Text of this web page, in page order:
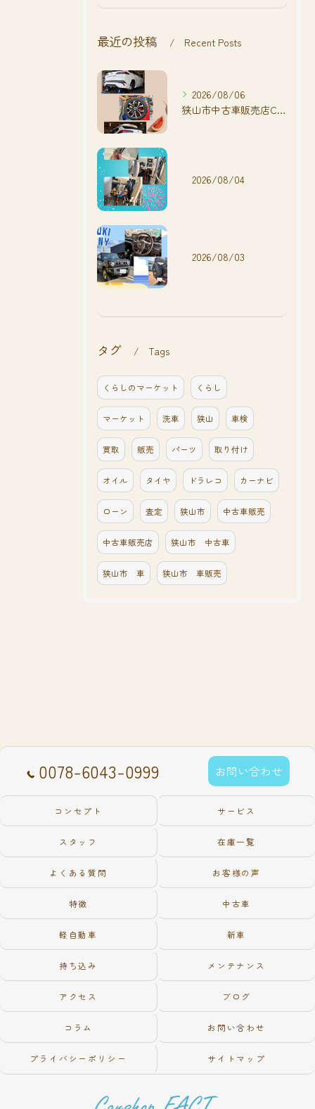
最近の投稿 Recent Posts
2026/08/06
狭山市中古車販売店CarShop FACT.🚗
2026/08/04
2026/08/03
タグ Tags
くらしのマーケット くらし
マーケット 洗車 狭山 車検
買取 販売 パーツ 取り付け
オイル タイヤ ドラレコ カーナビ
ローン 査定 狭山市 中古車販売
中古車販売店 狭山市 中古車
狭山市 車 狭山市 車販売
0078-6043-0999 お問い合わせ
コンセプト サービス
スタッフ 在庫一覧
よくある質問 お客様の声
特徴 中古車
軽自動車 新車
持ち込み メンテナンス
アクセス ブログ
コラム お問い合わせ
プライバシーポリシー サイトマップ